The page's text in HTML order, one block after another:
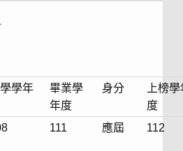
學年
畢業學
年度
身分
上榜
度
111 應屆 112